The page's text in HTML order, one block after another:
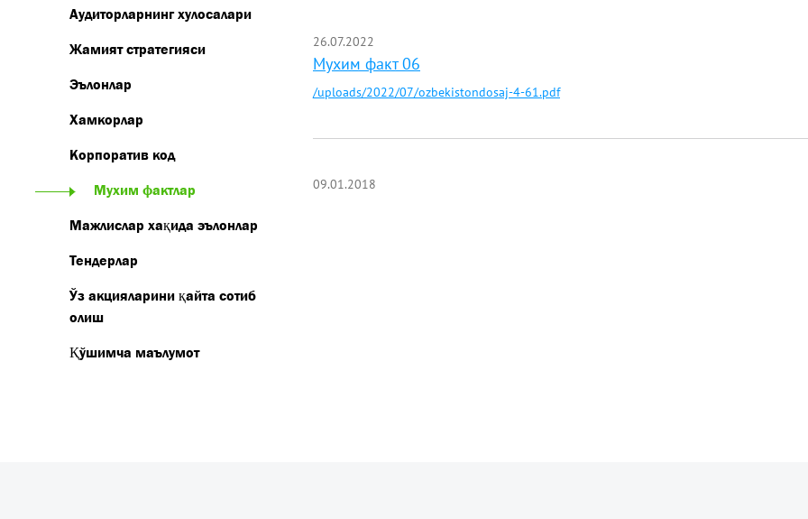
Аудиторларнинг хулосалари
Жамият стратегияси
Эълонлар
Хамкорлар
Корпоратив код
Мухим фактлар
Мажлислар хақида эълонлар
Тендерлар
Ўз акцияларини қайта сотиб
олиш
Қўшимча маълумот
26.07.2022
Мухим факт 06
/uploads/2022/07/ozbekistondosaj-4-61.pdf
09.01.2018